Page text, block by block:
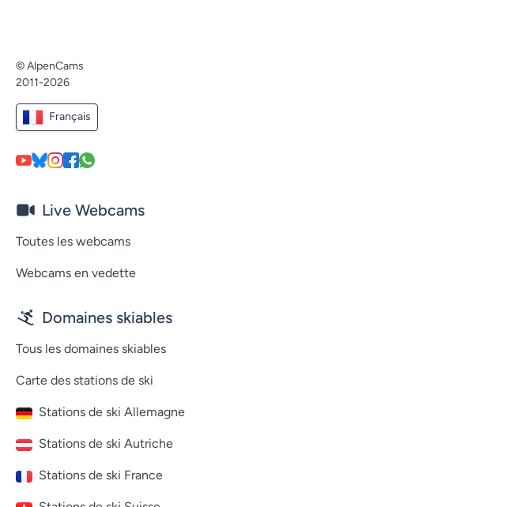
© AlpenCams
2011-2026
Français
Live Webcams
Toutes les webcams
Webcams en vedette
Domaines skiables
Tous les domaines skiables
Carte des stations de ski
Stations de ski Allemagne
Stations de ski Autriche
Stations de ski France